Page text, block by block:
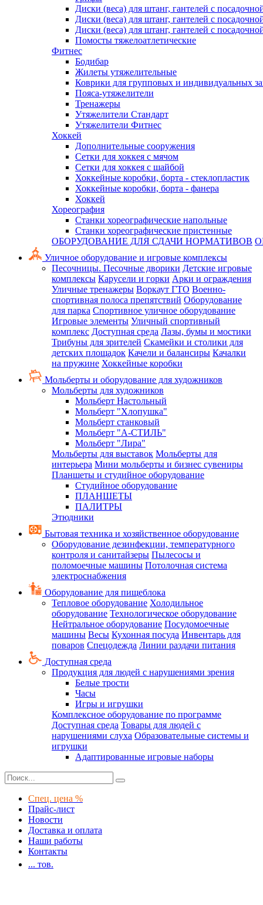
Диски (веса) для штанг, гантелей с
Диски (веса) для штанг, гантелей с
Диски (веса) для штанг, гантелей с
Помосты тяжелоатлетические
Фитнес
Бодибар
Жилеты утяжелительные
Коврики для групповых и индивидуальных
Пояса-утяжелители
Тренажеры
Утяжелители Стандарт
Утяжелители Фитнес
Хоккей
Дополнительные сооружения
Сетки для хоккея с мячом
Сетки для хоккея с шайбой
Хоккейные коробки, борта - стеклопластик
Хоккейные коробки, борта - фанера
Хоккей
Хореография
Станки хореографические напольные
Станки хореографические пристенные
ОБОРУДОВАНИЕ ДЛЯ СДАЧИ НОРМАТИВОВ
Уличное оборудование и игровые комплексы
Песочницы. Песочные дворики Детские игровые
комплексы Карусели и горки Арки и ограждения
Уличные тренажеры Воркаут ГТО Военно-
спортивная полоса препятствий Оборудование
для парка Спортивное уличное оборудование
Игровые элементы Уличный спортивный
комплекс Доступная среда Лазы, бумы и мостики
Трибуны для зрителей Скамейки и столики для
детских площадок Качели и балансиры Качалки
на пружине Хоккейные коробки
Мольберты и оборудование для художников
Мольберты для художников
Мольберт Настольный
Мольберт "Хлопушка"
Мольберт станковый
Мольберт "А-СТИЛЬ"
Мольберт "Лира"
Мольберты для выставок Мольберты для
интерьера Мини мольберты и бизнес сувениры
Планшеты и студийное оборудование
Студийное оборудование
ПЛАНШЕТЫ
ПАЛИТРЫ
Этюдники
Бытовая техника и хозяйственное оборудование
Оборудование дезинфекции, температурного
контроля и санитайзеры Пылесосы и
поломоечные машины Потолочная система
электроснабжения
Оборудование для пищеблока
Тепловое оборудование Холодильное
оборудование Технологическое оборудование
Нейтральное оборудование Посудомоечные
машины Весы Кухонная посуда Инвентарь для
поваров Спецодежда Линии раздачи питания
Доступная среда
Продукция для людей с нарушениями зрения
Белые трости
Часы
Игры и игрушки
Комплексное оборудование по программе
Доступная среда Товары для людей с
нарушениями слуха Образовательные системы и
игрушки
Адаптированные игровые наборы
Спец. цена %
Прайс-лист
Новости
Доставка и оплата
Наши работы
Контакты
... тов.